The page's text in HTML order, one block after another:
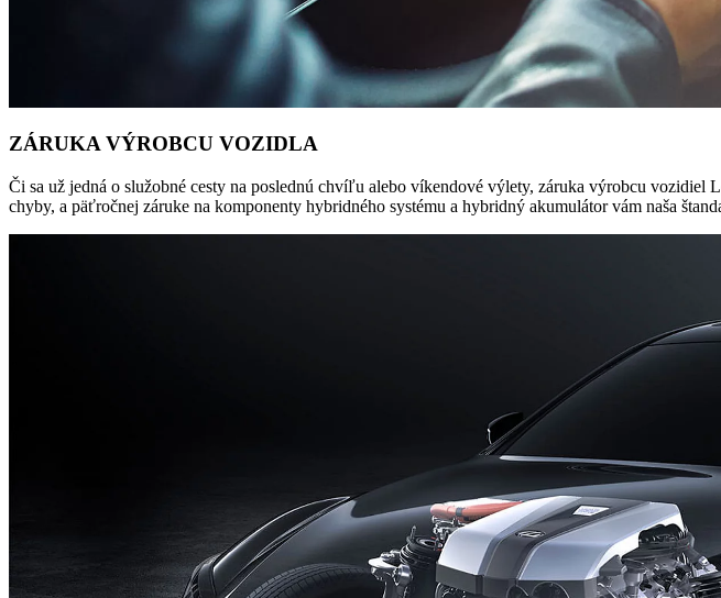
ZÁRUKA VÝROBCU VOZIDLA
Či sa už jedná o služobné cesty na poslednú chvíľu alebo víkendové výlety, záruka výrobcu
chyby, a päťročnej záruke na komponenty hybridného systému a hybridný akumulátor vám naša